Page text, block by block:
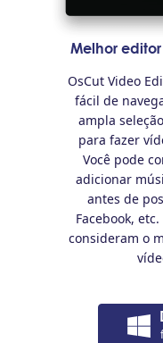
Melhor
OsCut Video
fácil de
ampla
para fazer
Você pode
adicionar
antes de
Facebook,
consideram o